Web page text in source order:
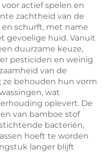
actief spelen en
zachtheid van de
schurft, met name
gevoelige huid. Vanuit
duurzame keuze,
pesticiden en weinig
van de
behouden hun vorm
wat
oplevert. De
van bamboe stof
bacteriën,
hoeft te worden
langer blijft